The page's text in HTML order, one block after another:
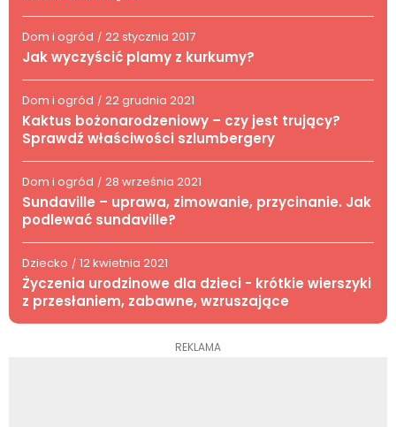
Dom i ogród / 22 stycznia 2017
Jak wyczyścić plamy z kurkumy?
Dom i ogród / 22 grudnia 2021
Kaktus bożonarodzeniowy – czy jest trujący?
Sprawdź właściwości szlumbergery
Dom i ogród / 28 września 2021
Sundaville – uprawa, zimowanie, przycinanie. Jak
podlewać sundaville?
Dziecko / 12 kwietnia 2021
Życzenia urodzinowe dla dzieci - krótkie wierszyki
z przesłaniem, zabawne, wzruszające
REKLAMA